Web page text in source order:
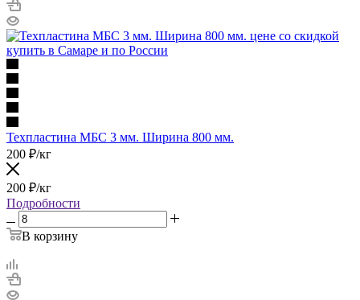
Техпластина МБС 3 мм. Ширина 800 мм.
200 ₽/кг
200 ₽/кг
Подробности
В корзину